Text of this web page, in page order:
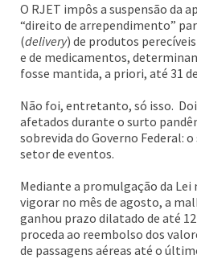
O RJET impôs a suspensão da
“direito de arrependimento”
(delivery) de produtos
e de medicamentos,
fosse mantida, a priori, até 31
Não foi, entretanto, só isso.
afetados durante o surto
sobrevida do Governo Federal:
setor de eventos.
Mediante a promulgação da Lei
vigorar no mês de agosto, a
ganhou prazo dilatado de até
proceda ao reembolso dos
de passagens aéreas até o